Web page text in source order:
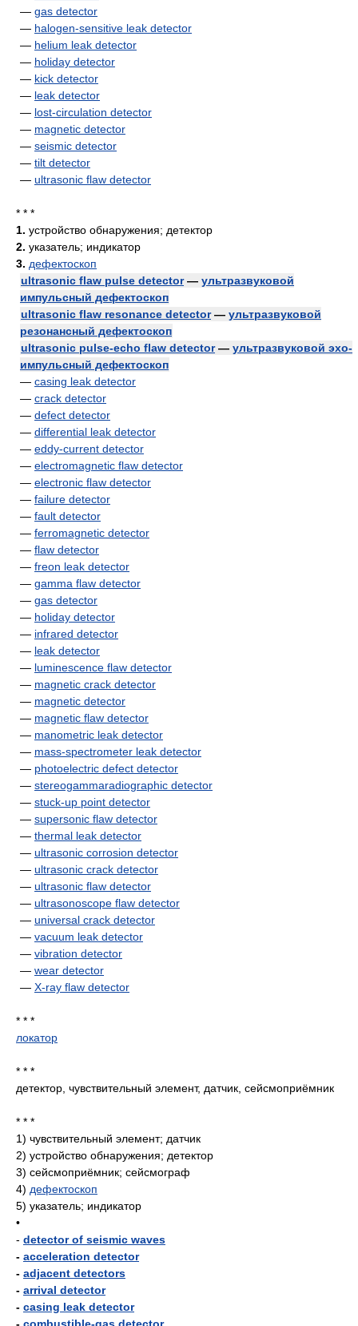
— gas detector
— halogen-sensitive leak detector
— helium leak detector
— holiday detector
— kick detector
— leak detector
— lost-circulation detector
— magnetic detector
— seismic detector
— tilt detector
— ultrasonic flaw detector
* * *
1. устройство обнаружения; детектор
2. указатель; индикатор
3. дефектоскоп
ultrasonic flaw pulse detector— ультразвуковой
импульсный дефектоскоп
ultrasonic flaw resonance detector— ультразвуковой
резонансный дефектоскоп
ultrasonic pulse-echo flaw detector— ультразвуковой эхо-
импульсный дефектоскоп
— casing leak detector
— crack detector
— defect detector
— differential leak detector
— eddy-current detector
— electromagnetic flaw detector
— electronic flaw detector
— failure detector
— fault detector
— ferromagnetic detector
— flaw detector
— freon leak detector
— gamma flaw detector
— gas detector
— holiday detector
— infrared detector
— leak detector
— luminescence flaw detector
— magnetic crack detector
— magnetic detector
— magnetic flaw detector
— manometric leak detector
— mass-spectrometer leak detector
— photoelectric defect detector
— stereogammaradiographic detector
— stuck-up point detector
— supersonic flaw detector
— thermal leak detector
— ultrasonic corrosion detector
— ultrasonic crack detector
— ultrasonic flaw detector
— ultrasonoscope flaw detector
— universal crack detector
— vacuum leak detector
— vibration detector
— wear detector
— X-ray flaw detector
* * *
локатор
* * *
детектор, чувствительный элемент, датчик, сейсмоприёмник
* * *
1) чувствительный элемент; датчик
2) устройство обнаружения; детектор
3) сейсмоприёмник; сейсмограф
4) дефектоскоп
5) указатель; индикатор
•
- detector of seismic waves
- acceleration detector
- adjacent detectors
- arrival detector
- casing leak detector